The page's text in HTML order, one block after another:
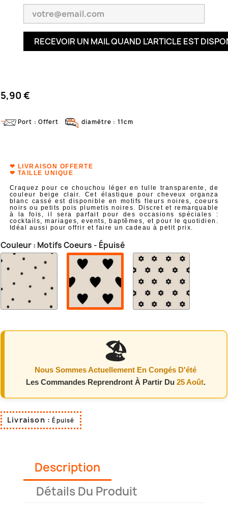
RECEVOIR UN MAIL QUAND L'ARTICLE EST
5,90 €
Port : Offert diamètre : 11cm
❤ LIVRAISON OFFERTE
❤ TAILLE UNIQUE
Craquez pour ce chouchou léger en tulle transparente, de
couleur beige clair. Cet élastique pour cheveux organza
blanc cassé est disponible en motifs fleurs noires, coeurs
noirs ou petits pois plumetis noires. Discret et remarquable
à la fois, il sera parfait pour des occasions spéciales :
cocktails, mariages, events, baptêmes, et pour le quotidien.
Idéal aussi pour offrir et faire un cadeau à petit prix.
Couleur : Motifs Coeurs - Épuisé
Motifs Motifs
Coeurs
Épuisé
Motifs
🏖️
Nous Sommes Actuellement En Congés D'été
Les Commandes Reprendront À Partir Du 25 Août.
Livraison : Épuisé
Description
Détails Du Produit